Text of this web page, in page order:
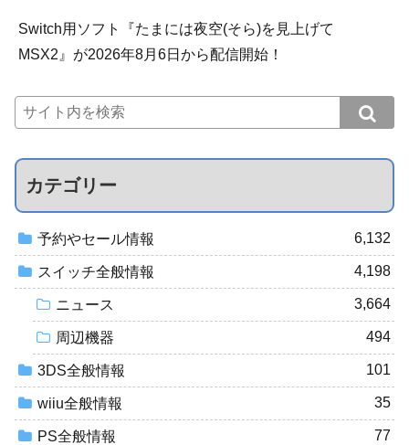
Switch用ソフト『たまには夜空(そら)を見上げて
MSX2』が2026年8月6日から配信開始！
カテゴリー
予約やセール情報 6,132
スイッチ全般情報 4,198
ニュース 3,664
周辺機器 494
3DS全般情報 101
wiiu全般情報 35
PS全般情報 77